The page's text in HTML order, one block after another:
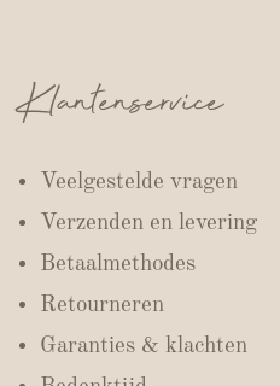
Klantenservice
Veelgestelde vragen
Verzenden en levering
Betaalmethodes
Retourneren
Garanties & klachten